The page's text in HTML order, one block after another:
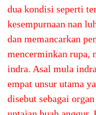
dua kondisi seperti
kesempurnaan nan
dan memancarkan
mencerminkan rupa,
indra. Asal mula
empat unsur utama
disebut sebagai